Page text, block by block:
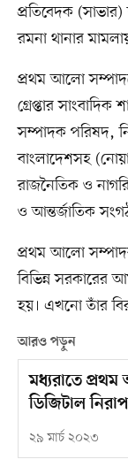
প্রতিবেদক
রমনা থানার
প্রথম আলো
গ্রেপ্তার
সম্পাদক পরিষদ,
বাংলাদেশসহ
রাজনৈতিক ও
ও আন্তর্জাতিক
প্রথম আলো
বিভিন্ন সরকারের
হয়। এখনো তাঁর
আরও পড়ুন
মধ্যরাতে
ডিজিটাল
২৯ মার্চ ২০২৩